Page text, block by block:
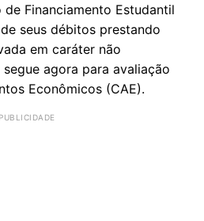
Financiamento Estudantil
seus débitos prestando
em caráter não
agora para avaliação
Econômicos (CAE).